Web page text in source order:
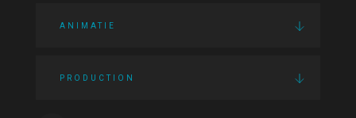
ANIMATIE
PRODUCTION